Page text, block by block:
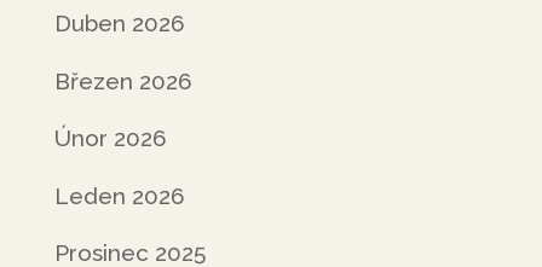
Duben 2026
Březen 2026
Únor 2026
Leden 2026
Prosinec 2025